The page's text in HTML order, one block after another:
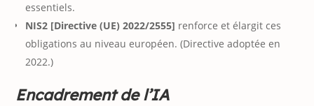
essentiels.
NIS2 [Directive (UE) 2022/2555] renforce et élargit ces
obligations au niveau européen. (Directive adoptée en
2022.)
Encadrement de l’IA